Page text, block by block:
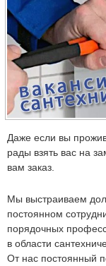
Даже если вы
рады взять вас на
вам заказ.
Мы выстраиваем
постоянном
порядочных
в области
От нас постоянный